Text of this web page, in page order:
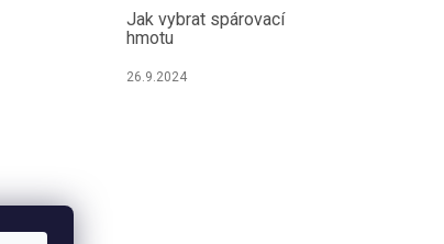
Jak vybrat spárovací
hmotu
26.9.2024